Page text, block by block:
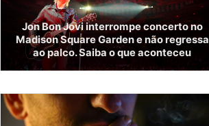
Jon Bon Jovi interrompe concerto no
Madison Square Garden e não regressa
ao palco. Saiba o que aconteceu